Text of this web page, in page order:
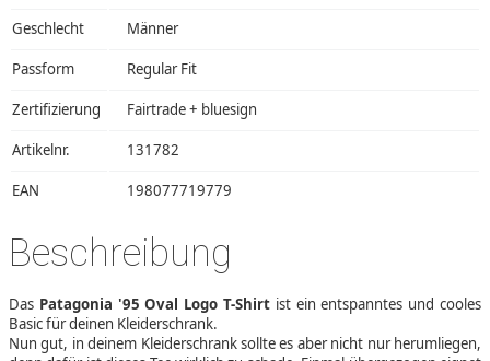
Geschlecht Männer
Passform Regular Fit
Zertifizierung Fairtrade + bluesign
Artikelnr. 131782
EAN 198077719779
Beschreibung
Das Patagonia '95 Oval Logo T-Shirt ist ein entspanntes und cooles
Basic für deinen Kleiderschrank.
Nun gut, in deinem Kleiderschrank sollte es aber nicht nur herumliegen,